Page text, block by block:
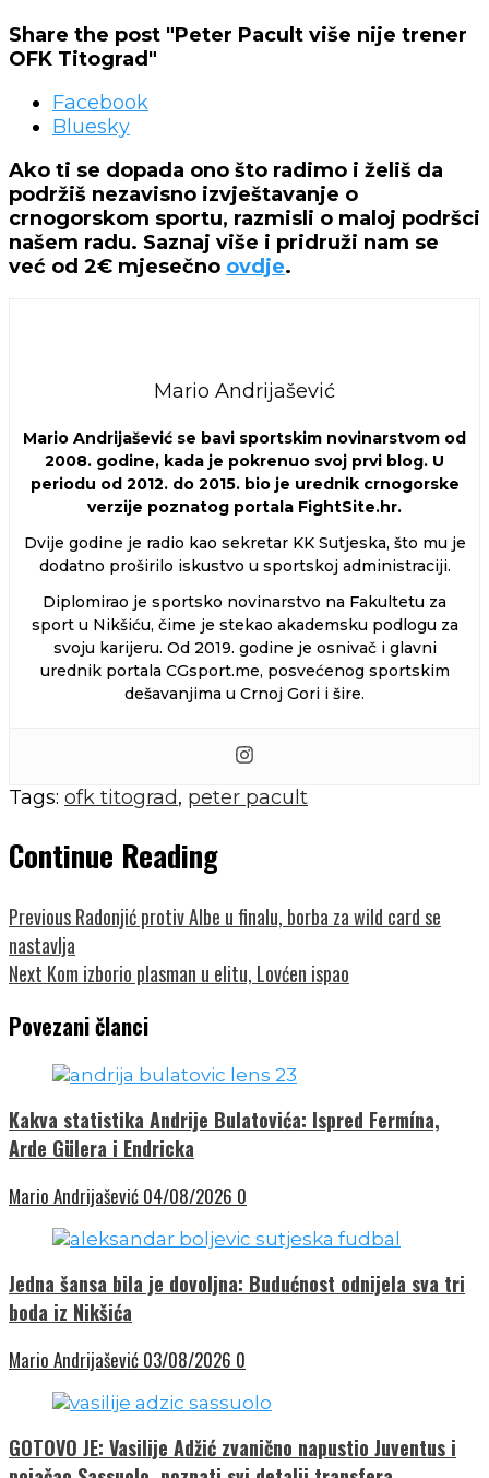
Share the post "Peter Pacult više nije trener
OFK Titograd"
Facebook
Bluesky
Ako ti se dopada ono što radimo i želiš da
podržiš nezavisno izvještavanje o
crnogorskom sportu, razmisli o maloj podršci
našem radu. Saznaj više i pridruži nam se
već od 2€ mjesečno ovdje.
Mario Andrijašević
Mario Andrijašević se bavi sportskim novinarstvom od
2008. godine, kada je pokrenuo svoj prvi blog. U
periodu od 2012. do 2015. bio je urednik crnogorske
verzije poznatog portala FightSite.hr.
Dvije godine je radio kao sekretar KK Sutjeska, što mu je
dodatno proširilo iskustvo u sportskoj administraciji.
Diplomirao je sportsko novinarstvo na Fakultetu za
sport u Nikšiću, čime je stekao akademsku podlogu za
svoju karijeru. Od 2019. godine je osnivač i glavni
urednik portala CGsport.me, posvećenog sportskim
dešavanjima u Crnoj Gori i šire.
Tags: ofk titograd, peter pacult
Continue Reading
PreviousRadonjić protiv Albe u finalu, borba za wild card se
nastavlja
Next Kom izborio plasman u elitu, Lovćen ispao
Povezani članci
Kakva statistika Andrije Bulatovića: Ispred Fermína,
Arde Gülera i Endricka
Mario Andrijašević 04/08/2026 0
Jedna šansa bila je dovoljna: Budućnost odnijela sva tri
boda iz Nikšića
Mario Andrijašević 03/08/2026 0
GOTOVO JE: Vasilije Adžić zvanično napustio Juventus i